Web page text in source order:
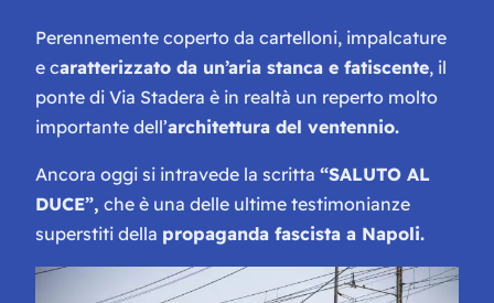
Perennemente coperto da cartelloni, impalcature
e caratterizzato da un’aria stanca e fatiscente, il
ponte di Via Stadera è in realtà un reperto molto
importante dell’architettura del ventennio.
Ancora oggi si intravede la scritta “SALUTO AL
DUCE”, che è una delle ultime testimonianze
superstiti della propaganda fascista a Napoli.